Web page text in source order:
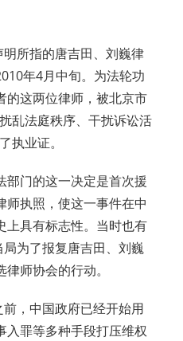
明所指的唐吉田、刘巍律
年4月中旬。为法轮功
的这两位律师，被北京市
乱法庭秩序、干扰诉讼活
执业证。
部门的这一决定是首次援
师执照，使这一事件在中
上具有标志性。当时也有
局为了报复唐吉田、刘巍
师协会的行动。
，中国政府已经开始用
入罪等多种手段打压维权